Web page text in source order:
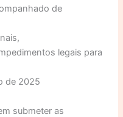
de
legais para
de 2025
submeter as